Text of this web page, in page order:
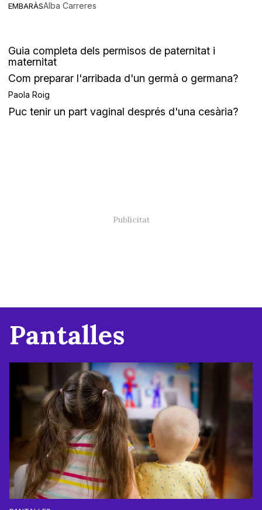
EMBARÀSAlba Carreres
Guia completa dels permisos de paternitat i
maternitat
Com preparar l'arribada d'un germà o germana?
Paola Roig
Puc tenir un part vaginal després d'una cesària?
Pantalles